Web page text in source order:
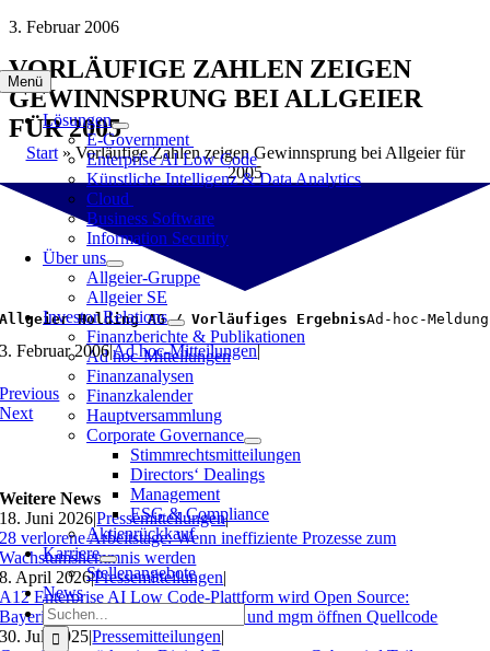
Zum
springen
Menü
Lösungen
E-Government
Enterprise AI Low Code
Künstliche Intelligenz & Data Analytics
Cloud
Business Software
Information Security
Über uns
Allgeier-Gruppe
Allgeier SE
Investor Relations
Finanzberichte & Publikationen
Ad hoc-Mitteilungen
Finanzanalysen
Finanzkalender
Hauptversammlung
Corporate Governance
Stimmrechtsmitteilungen
Directors‘ Dealings
Management
ESG & Compliance
Aktienrückkauf
Karriere
Stellenangebote
News
Suche
nach:
3. Februar 2006
VORLÄUFIGE ZAHLEN ZEIGEN
GEWINNSPRUNG BEI ALLGEIER
FÜR 2005
Start»Vorläufige Zahlen zeigen Gewinnsprung bei Allgeier für
2005
Allgeier Holding AG / Vorläufiges ErgebnisAd-hoc-
3. Februar 2006|Ad hoc-Mitteilungen|
Previous
Next
Weitere News
18. Juni 2026|Pressemitteilungen|
28 verlorene Arbeitstage: Wenn ineffiziente Prozesse zum
Wachstumshemmnis werden
8. April 2026|Pressemitteilungen|
A12 Enterprise AI Low Code-Plattform wird Open Source:
Bayerisches Landesamt für Steuern und mgm öffnen Quellcode
30. Juli 2025|Pressemitteilungen|